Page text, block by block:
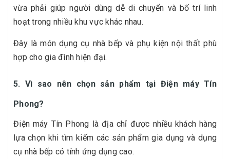
vừa phải giúp người dùng dễ di chuyển và bố trí linh
hoạt trong nhiều khu vực khác nhau.
Đây là món dụng cụ nhà bếp và phụ kiện nội thất phù
hợp cho gia đình hiện đại.
5. Vì sao nên chọn sản phẩm tại Điện máy Tín
Phong?
Điện máy Tín Phong là địa chỉ được nhiều khách hàng
lựa chọn khi tìm kiếm các sản phẩm gia dụng và dụng
cụ nhà bếp có tính ứng dụng cao.